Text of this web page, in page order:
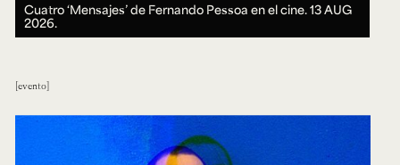
Cuatro ‘Mensajes’ de Fernando Pessoa en el cine.13 AUG
2026.
evento